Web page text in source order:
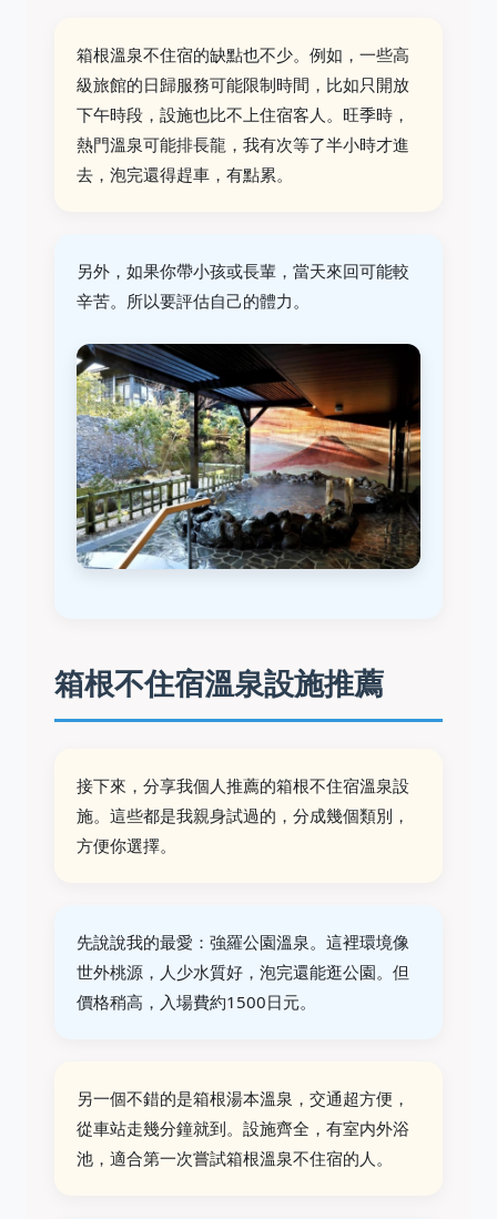
箱根溫泉不住宿的缺點也不少。例如，一些高
級旅館的日歸服務可能限制時間，比如只開放
下午時段，設施也比不上住宿客人。旺季時，
熱門溫泉可能排長龍，我有次等了半小時才進
去，泡完還得趕車，有點累。
另外，如果你帶小孩或長輩，當天來回可能較
辛苦。所以要評估自己的體力。
箱根不住宿溫泉設施推薦
接下來，分享我個人推薦的箱根不住宿溫泉設
施。這些都是我親身試過的，分成幾個類別，
方便你選擇。
先說說我的最愛：強羅公園溫泉。這裡環境像
世外桃源，人少水質好，泡完還能逛公園。但
價格稍高，入場費約1500日元。
另一個不錯的是箱根湯本溫泉，交通超方便，
從車站走幾分鐘就到。設施齊全，有室内外浴
池，適合第一次嘗試箱根溫泉不住宿的人。